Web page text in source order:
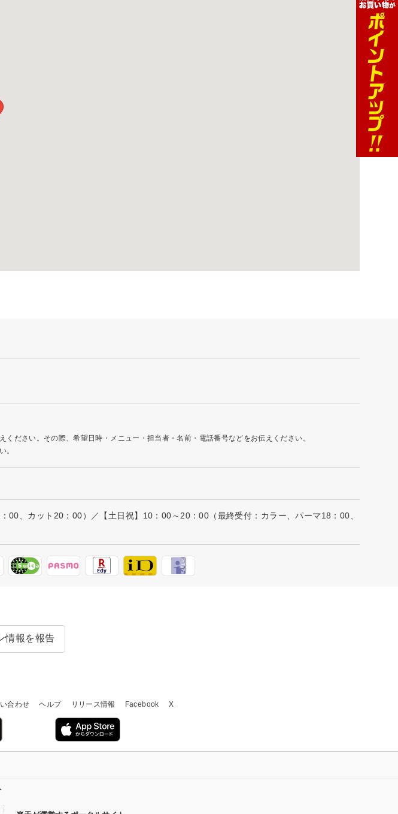
ださい。その際、希望日時・メニュー・担当者・名前・電話番号などをお伝えください。
。
00、カット20：00）／【土日祝】10：00～20：00（最終受付：カラー、パーマ18：00、
情報を報告
合わせ ヘルプ リリース情報 Facebook X